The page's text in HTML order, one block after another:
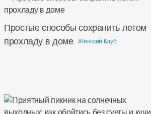
Простые способы сохранить летом
прохладу в доме
Женский Клуб